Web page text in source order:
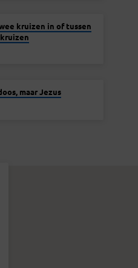
kruizen in of tussen
maar Jezus